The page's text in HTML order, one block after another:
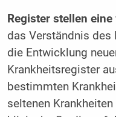
Register stellen
das Verständnis des
die Entwicklung
Krankheitsregister
bestimmten
seltenen